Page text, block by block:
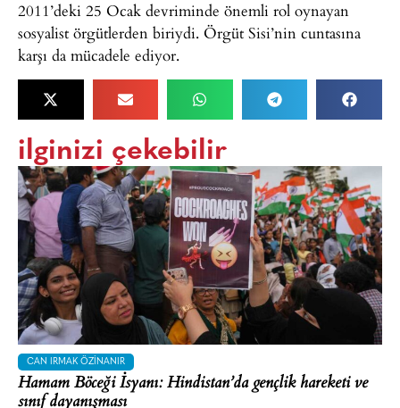
2011’deki 25 Ocak devriminde önemli rol oynayan
sosyalist örgütlerden biriydi. Örgüt Sisi’nin cuntasına
karşı da mücadele ediyor.
ilginizi çekebilir
CAN IRMAK ÖZINANIR
Hamam Böceği İsyanı: Hindistan’da gençlik hareketi ve
sınıf dayanışması